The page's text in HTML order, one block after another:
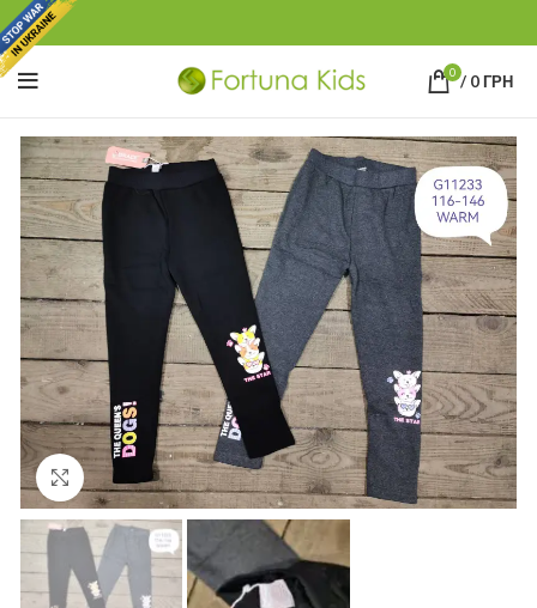
0 / 0ГРН
Click to enlarge